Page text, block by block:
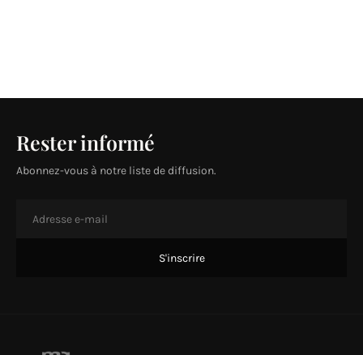
Rester informé
Abonnez-vous à notre liste de diffusion.